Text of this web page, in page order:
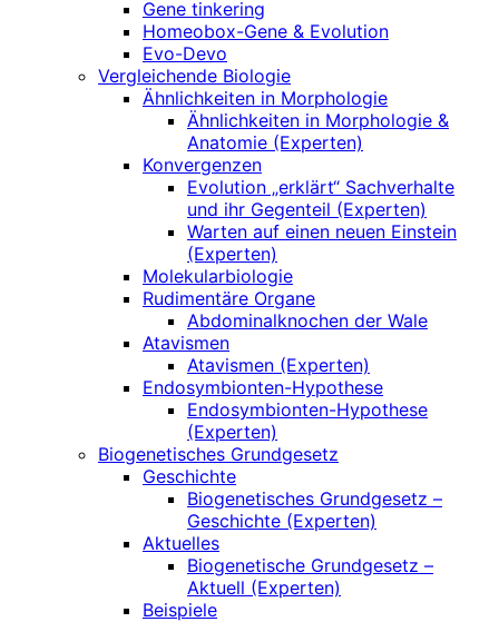
Gene tinkering
Homeobox-Gene & Evolution
Evo-Devo
Vergleichende Biologie
Ähnlichkeiten in Morphologie
Ähnlichkeiten in Morphologie &
Anatomie (Experten)
Konvergenzen
Evolution „erklärt“ Sachverhalte
und ihr Gegenteil (Experten)
Warten auf einen neuen Einstein
(Experten)
Molekularbiologie
Rudimentäre Organe
Abdominalknochen der Wale
Atavismen
Atavismen (Experten)
Endosymbionten-Hypothese
Endosymbionten-Hypothese
(Experten)
Biogenetisches Grundgesetz
Geschichte
Biogenetisches Grundgesetz –
Geschichte (Experten)
Aktuelles
Biogenetische Grundgesetz –
Aktuell (Experten)
Beispiele